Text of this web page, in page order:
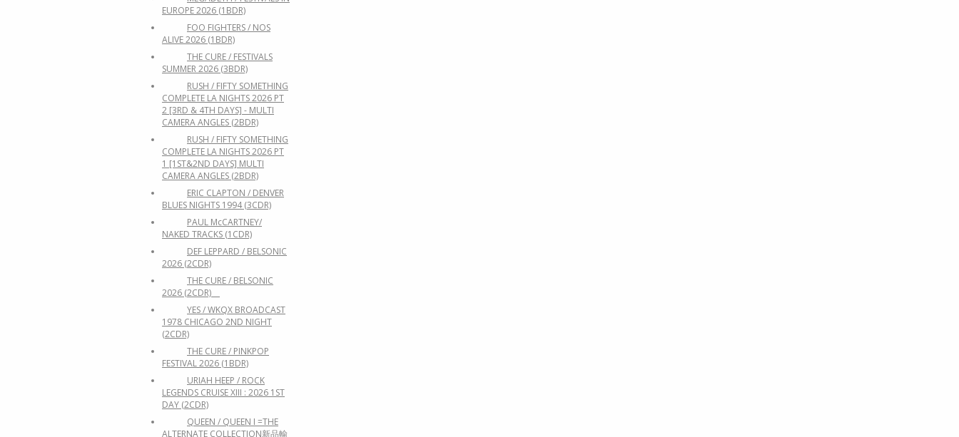
EUROPE 2026 (1BDR)
FOO FIGHTERS / NOS
ALIVE 2026 (1BDR)
THE CURE / FESTIVALS
SUMMER 2026 (3BDR)
RUSH / FIFTY SOMETHING
COMPLETE LA NIGHTS 2026 PT
2 [3RD & 4TH DAYS] - MULTI
CAMERA ANGLES (2BDR)
RUSH / FIFTY SOMETHING
COMPLETE LA NIGHTS 2026 PT
1 [1ST&2ND DAYS] MULTI
CAMERA ANGLES (2BDR)
ERIC CLAPTON / DENVER
BLUES NIGHTS 1994 (3CDR)
PAUL McCARTNEY/
NAKED TRACKS (1CDR)
DEF LEPPARD / BELSONIC
2026 (2CDR)
THE CURE / BELSONIC
2026 (2CDR)
YES / WKQX BROADCAST
1978 CHICAGO 2ND NIGHT
(2CDR)
THE CURE / PINKPOP
FESTIVAL 2026 (1BDR)
URIAH HEEP / ROCK
LEGENDS CRUISE XIII : 2026 1ST
DAY (2CDR)
QUEEN / QUEEN I =THE
ALTERNATE COLLECTION新品輸